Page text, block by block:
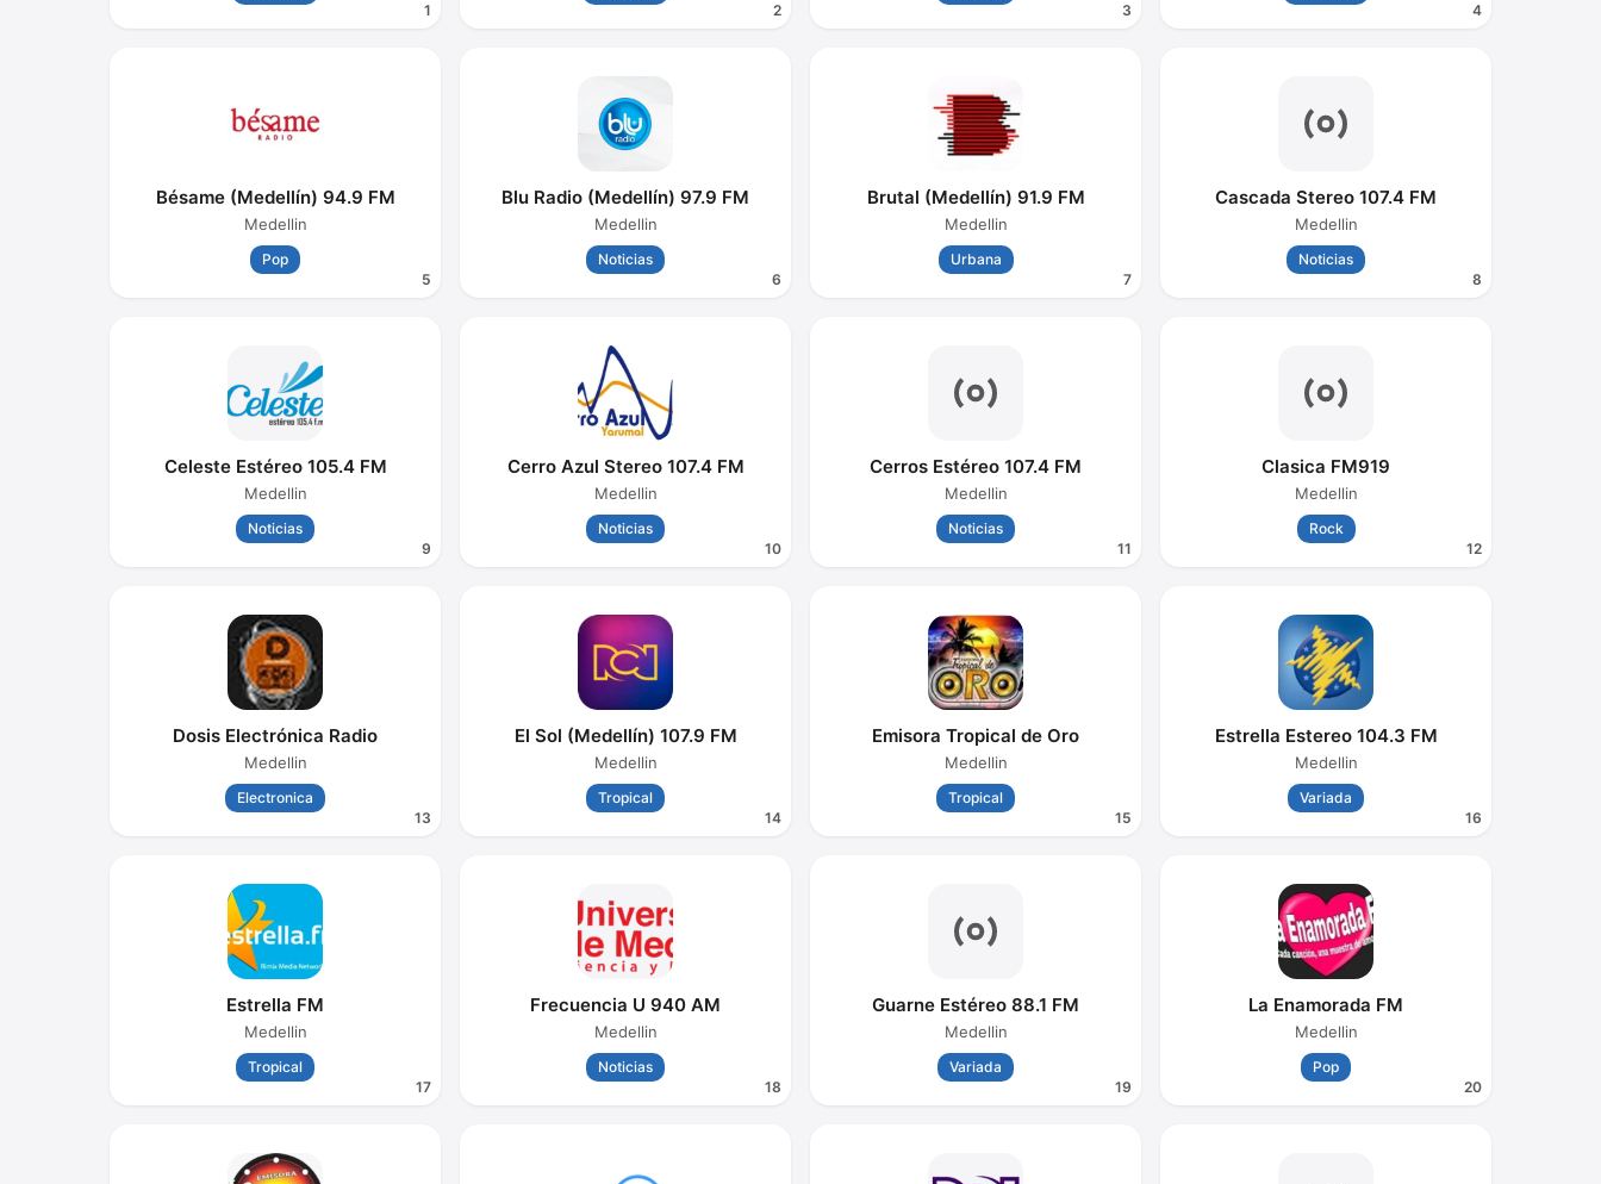
1
2
3
4
5
Bésame (Medellín) 94.9 FM
Medellin
Pop
6
Blu Radio (Medellín) 97.9 FM
Medellin
Noticias
7
Brutal (Medellín) 91.9 FM
Medellin
Urbana
8
Cascada Stereo 107.4 FM
Medellin
Noticias
9
Celeste Estéreo 105.4 FM
Medellin
Noticias
10
Cerro Azul Stereo 107.4 FM
Medellin
Noticias
11
Cerros Estéreo 107.4 FM
Medellin
Noticias
12
Clasica FM919
Medellin
Rock
13
Dosis Electrónica Radio
Medellin
Electronica
14
El Sol (Medellín) 107.9 FM
Medellin
Tropical
15
Emisora Tropical de Oro
Medellin
Tropical
16
Estrella Estereo 104.3 FM
Medellin
Variada
17
Estrella FM
Medellin
Tropical
18
Frecuencia U 940 AM
Medellin
Noticias
19
Guarne Estéreo 88.1 FM
Medellin
Variada
20
La Enamorada FM
Medellin
Pop